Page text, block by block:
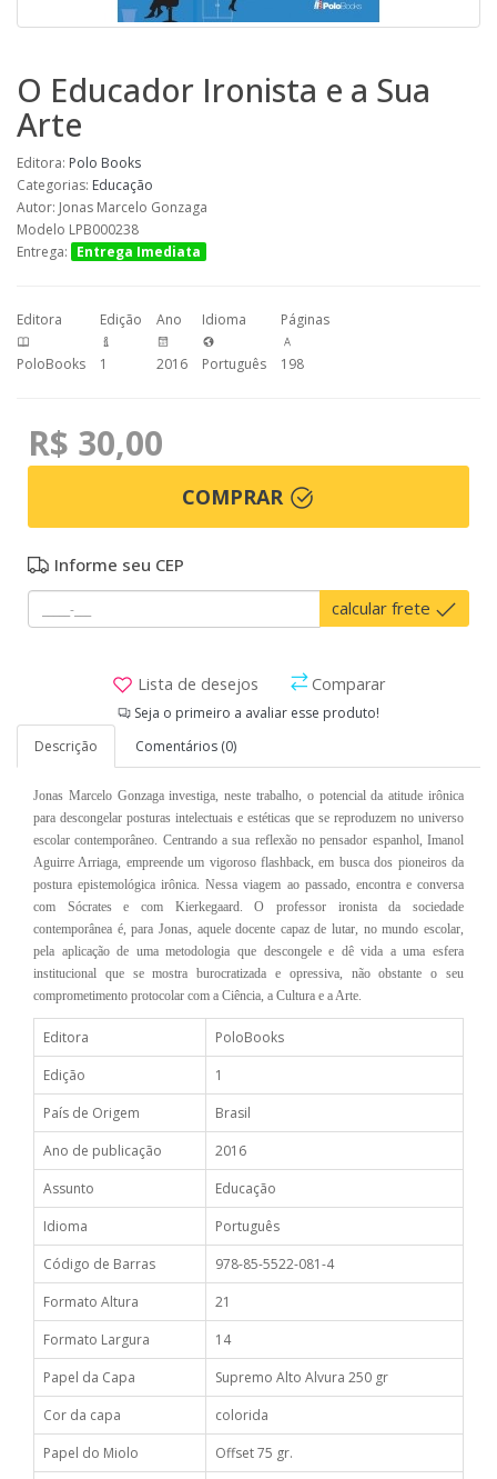
O Educador Ironista e a Sua
Arte
Editora: Polo Books
Categorias: Educação
Autor: Jonas Marcelo Gonzaga
Modelo LPB000238
Entrega: Entrega Imediata
Editora
PoloBooks
Edição
1
Ano
2016
Idioma
Português
Páginas
198
R$ 30,00
COMPRAR
Informe seu CEP
calcular frete
Lista de desejos Comparar
Seja o primeiro a avaliar esse produto!
Descrição
Comentários (0)
Jonas Marcelo Gonzaga investiga, neste trabalho, o potencial da atitude irônica
para descongelar posturas intelectuais e estéticas que se reproduzem no universo
escolar contemporâneo. Centrando a sua reflexão no pensador espanhol, Imanol
Aguirre Arriaga, empreende um vigoroso flashback, em busca dos pioneiros da
postura epistemológica irônica. Nessa viagem ao passado, encontra e conversa
com Sócrates e com Kierkegaard. O professor ironista da sociedade
contemporânea é, para Jonas, aquele docente capaz de lutar, no mundo escolar,
pela aplicação de uma metodologia que descongele e dê vida a uma esfera
institucional que se mostra burocratizada e opressiva, não obstante o seu
comprometimento protocolar com a Ciência, a Cultura e a Arte.
Editora
PoloBooks
Edição
1
País de Origem
Brasil
Ano de publicação
2016
Assunto
Educação
Idioma
Português
Código de Barras
978-85-5522-081-4
Formato Altura
21
Formato Largura
14
Papel da Capa
Supremo Alto Alvura 250 gr
Cor da capa
colorida
Papel do Miolo
Offset 75 gr.